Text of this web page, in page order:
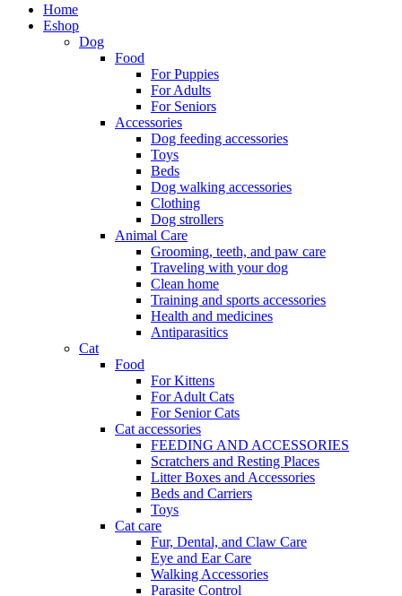
Home
Eshop
Dog
Food
For Puppies
For Adults
For Seniors
Accessories
Dog feeding accessories
Toys
Beds
Dog walking accessories
Clothing
Dog strollers
Animal Care
Grooming, teeth, and paw care
Traveling with your dog
Clean home
Training and sports accessories
Health and medicines
Antiparasitics
Cat
Food
For Kittens
For Adult Cats
For Senior Cats
Cat accessories
FEEDING AND ACCESSORIES
Scratchers and Resting Places
Litter Boxes and Accessories
Beds and Carriers
Toys
Cat care
Fur, Dental, and Claw Care
Eye and Ear Care
Walking Accessories
Parasite Control